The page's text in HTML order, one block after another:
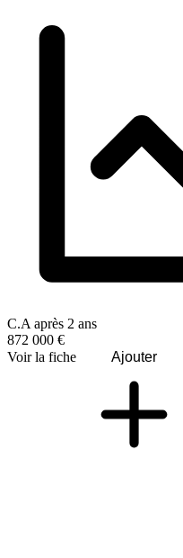
C.A après 2 ans
872 000 €
Voir la fiche
Ajouter